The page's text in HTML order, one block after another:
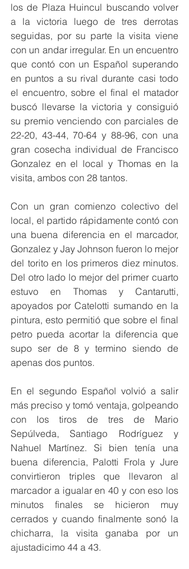
los de Plaza Huincul buscando volver
a la victoria luego de tres derrotas
seguidas, por su parte la visita viene
con un andar irregular. En un encuentro
que contó con un Español superando
en puntos a su rival durante casi todo
el encuentro, sobre el final el matador
buscó llevarse la victoria y consiguió
su premio venciendo con parciales de
22-20, 43-44, 70-64 y 88-96, con una
gran cosecha individual de Francisco
Gonzalez en el local y Thomas en la
visita, ambos con 28 tantos.
Con un gran comienzo colectivo del
local, el partido rápidamente contó con
una buena diferencia en el marcador,
Gonzalez y Jay Johnson fueron lo mejor
del torito en los primeros diez minutos.
Del otro lado lo mejor del primer cuarto
estuvo en Thomas y Cantarutti,
apoyados por Catelotti sumando en la
pintura, esto permitió que sobre el final
petro pueda acortar la diferencia que
supo ser de 8 y termino siendo de
apenas dos puntos.
En el segundo Español volvió a salir
más preciso y tomó ventaja, golpeando
con los tiros de tres de Mario
Sepúlveda, Santiago Rodríguez y
Nahuel Martínez. Si bien tenía una
buena diferencia, Palotti Frola y Jure
convirtieron triples que llevaron al
marcador a igualar en 40 y con eso los
minutos finales se hicieron muy
cerrados y cuando finalmente sonó la
chicharra, la visita ganaba por un
ajustadicimo 44 a 43.